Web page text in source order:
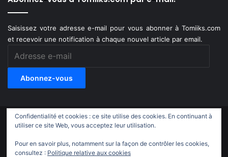
Saisissez votre adresse e-mail pour vous abonner à Tomiiks.com
et recevoir une notification à chaque nouvel article par email.
Abonnez-vous
© Copyright 2011-2018, All Rights Reserved |
X YouTubeInstagram
TwitchTikTok
Confidentialité et cookies : ce site utilise des cookies. En continuant à
utiliser ce site Web, vous acceptez leur utilisation.
Pour en savoir plus, notamment sur la façon de contrôler les cookies,
consultez : Politique relative aux cookies